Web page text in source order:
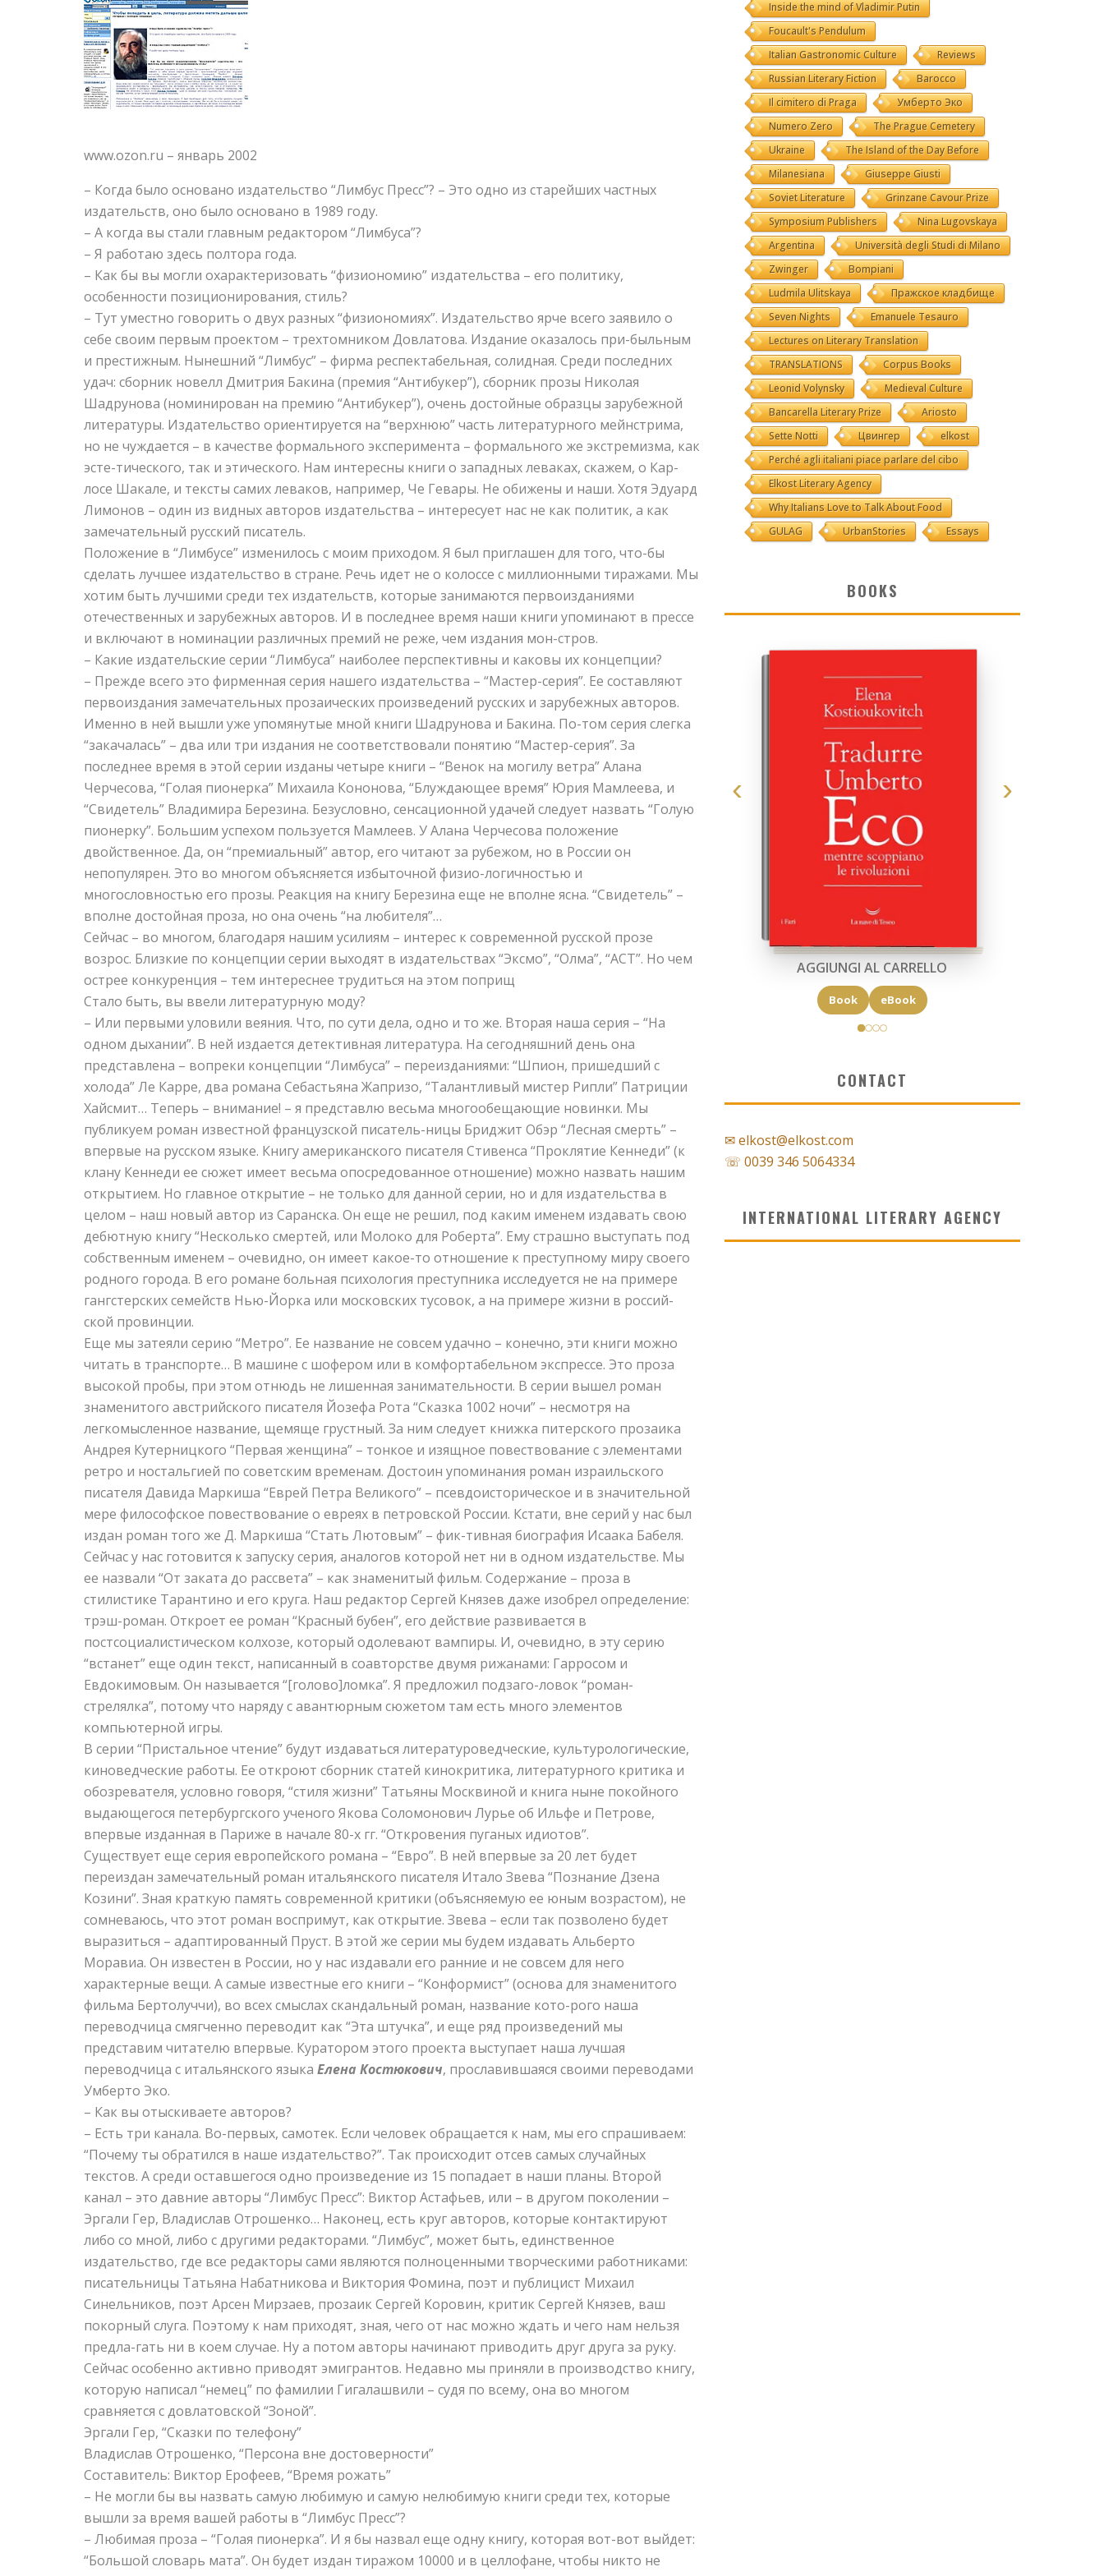
www.ozon.ru – январь 2002
– Когда было основано издательство “Лимбус Пресс”? – Это одно из старейших частных
издательств, оно было основано в 1989 году.
– А когда вы стали главным редактором “Лимбуса”?
– Я работаю здесь полтора года.
– Как бы вы могли охарактеризовать “физиономию” издательства – его политику,
особенности позиционирования, стиль?
– Тут уместно говорить о двух разных “физиономиях”. Издательство ярче всего заявило о
себе своим первым проектом – трехтомником Довлатова. Издание оказалось при-быльным
и престижным. Нынешний “Лимбус” – фирма респектабельная, солидная. Среди последних
удач: сборник новелл Дмитрия Бакина (премия “Антибукер”), сборник прозы Николая
Шадрунова (номинирован на премию “Антибукер”), очень достойные образцы зарубежной
литературы. Издательство ориентируется на “верхнюю” часть литературного мейнстрима,
но не чуждается – в качестве формального эксперимента – формального же экстремизма, как
эсте-тического, так и этического. Нам интересны книги о западных леваках, скажем, о Кар-
лосе Шакале, и тексты самих леваков, например, Че Гевары. Не обижены и наши. Хотя Эдуард
Лимонов – один из видных авторов издательства – интересует нас не как политик, а как
замечательный русский писатель.
Положение в “Лимбусе” изменилось с моим приходом. Я был приглашен для того, что-бы
сделать лучшее издательство в стране. Речь идет не о колоссе с миллионными тиражами. Мы
хотим быть лучшими среди тех издательств, которые занимаются первоизданиями
отечественных и зарубежных авторов. И в последнее время наши книги упоминают в прессе
и включают в номинации различных премий не реже, чем издания мон-стров.
– Какие издательские серии “Лимбуса” наиболее перспективны и каковы их концепции?
– Прежде всего это фирменная серия нашего издательства – “Мастер-серия”. Ее составляют
первоиздания замечательных прозаических произведений русских и зарубежных авторов.
Именно в ней вышли уже упомянутые мной книги Шадрунова и Бакина. По-том серия слегка
“закачалась” – два или три издания не соответствовали понятию “Мастер-серия”. За
последнее время в этой серии изданы четыре книги – “Венок на могилу ветра” Алана
Черчесова, “Голая пионерка” Михаила Кононова, “Блуждающее время” Юрия Мамлеева, и
“Свидетель” Владимира Березина. Безусловно, сенсационной удачей следует назвать “Голую
пионерку”. Большим успехом пользуется Мамлеев. У Алана Черчесова положение
двойственное. Да, он “премиальный” автор, его читают за рубежом, но в России он
непопулярен. Это во многом объясняется избыточной физио-логичностью и
многословностью его прозы. Реакция на книгу Березина еще не вполне ясна. “Свидетель” –
вполне достойная проза, но она очень “на любителя”…
Сейчас – во многом, благодаря нашим усилиям – интерес к современной русской прозе
возрос. Близкие по концепции серии выходят в издательствах “Эксмо”, “Олма”, “АСТ”. Но чем
острее конкуренция – тем интереснее трудиться на этом поприщ
Стало быть, вы ввели литературную моду?
– Или первыми уловили веяния. Что, по сути дела, одно и то же. Вторая наша серия – “На
одном дыхании”. В ней издается детективная литература. На сегодняшний день она
представлена – вопреки концепции “Лимбуса” – переизданиями: “Шпион, пришедший с
холода” Ле Карре, два романа Себастьяна Жапризо, “Талантливый мистер Рипли” Патриции
Хайсмит… Теперь – внимание! – я представлю весьма многообещающие новинки. Мы
публикуем роман известной французской писатель-ницы Бриджит Обэр “Лесная смерть” –
впервые на русском языке. Книгу американского писателя Стивенса “Проклятие Кеннеди” (к
клану Кеннеди ее сюжет имеет весьма опосредованное отношение) можно назвать нашим
открытием. Но главное открытие – не только для данной серии, но и для издательства в
целом – наш новый автор из Саранска. Он еще не решил, под каким именем издавать свою
дебютную книгу “Несколько смертей, или Молоко для Роберта”. Ему страшно выступать под
собственным именем – очевидно, он имеет какое-то отношение к преступному миру своего
родного города. В его романе больная психология преступника исследуется не на примере
гангстерских семейств Нью-Йорка или московских тусовок, а на примере жизни в россий-
ской провинции.
Еще мы затеяли серию “Метро”. Ее название не совсем удачно – конечно, эти книги можно
читать в транспорте… В машине с шофером или в комфортабельном экспрессе. Это проза
высокой пробы, при этом отнюдь не лишенная занимательности. В серии вышел роман
знаменитого австрийского писателя Йозефа Рота “Сказка 1002 ночи” – несмотря на
легкомысленное название, щемяще грустный. За ним следует книжка питерского прозаика
Андрея Кутерницкого “Первая женщина” – тонкое и изящное повествование с элементами
ретро и ностальгией по советским временам. Достоин упоминания роман израильского
писателя Давида Маркиша “Еврей Петра Великого” – псевдоисторическое и в значительной
мере философское повествование о евреях в петровской России. Кстати, вне серий у нас был
издан роман того же Д. Маркиша “Стать Лютовым” – фик-тивная биография Исаака Бабеля.
Сейчас у нас готовится к запуску серия, аналогов которой нет ни в одном издательстве. Мы
ее назвали “От заката до рассвета” – как знаменитый фильм. Содержание – проза в
стилистике Тарантино и его круга. Наш редактор Сергей Князев даже изобрел определение:
трэш-роман. Откроет ее роман “Красный бубен”, его действие развивается в
постсоциалистическом колхозе, который одолевают вампиры. И, очевидно, в эту серию
“встанет” еще один текст, написанный в соавторстве двумя рижанами: Гарросом и
Евдокимовым. Он называется “[голово]ломка”. Я предложил подзаго-ловок “роман-
стрелялка”, потому что наряду с авантюрным сюжетом там есть много элементов
компьютерной игры.
В серии “Пристальное чтение” будут издаваться литературоведческие, культурологические,
киноведческие работы. Ее откроют сборник статей кинокритика, литературного критика и
обозревателя, условно говоря, “стиля жизни” Татьяны Москвиной и книга ныне покойного
выдающегося петербургского ученого Якова Соломонович Лурье об Ильфе и Петрове,
впервые изданная в Париже в начале 80-х гг. “Откровения пуганых идиотов”.
Существует еще серия европейского романа – “Евро”. В ней впервые за 20 лет будет
переиздан замечательный роман итальянского писателя Итало Звева “Познание Дзена
Козини”. Зная краткую память современной критики (объясняемую ее юным возрастом), не
сомневаюсь, что этот роман воспримут, как открытие. Звева – если так позволено будет
выразиться – адаптированный Пруст. В этой же серии мы будем издавать Альберто
Моравиа. Он известен в России, но у нас издавали его ранние и не совсем для него
характерные вещи. А самые известные его книги – “Конформист” (основа для знаменитого
фильма Бертолуччи), во всех смыслах скандальный роман, название кото-рого наша
переводчица смягченно переводит как “Эта штучка”, и еще ряд произведений мы
представим читателю впервые. Куратором этого проекта выступает наша лучшая
переводчица с итальянского языка Елена Костюкович, прославившаяся своими переводами
Умберто Эко.
– Как вы отыскиваете авторов?
– Есть три канала. Во-первых, самотек. Если человек обращается к нам, мы его спрашиваем:
“Почему ты обратился в наше издательство?”. Так происходит отсев самых случайных
текстов. А среди оставшегося одно произведение из 15 попадает в наши планы. Второй
канал – это давние авторы “Лимбус Пресс”: Виктор Астафьев, или – в другом поколении –
Эргали Гер, Владислав Отрошенко… Наконец, есть круг авторов, которые контактируют
либо со мной, либо с другими редакторами. “Лимбус”, может быть, единственное
издательство, где все редакторы сами являются полноценными творческими работниками:
писательницы Татьяна Набатникова и Виктория Фомина, поэт и публицист Михаил
Синельников, поэт Арсен Мирзаев, прозаик Сергей Коровин, критик Сергей Князев, ваш
покорный слуга. Поэтому к нам приходят, зная, чего от нас можно ждать и чего нам нельзя
предла-гать ни в коем случае. Ну а потом авторы начинают приводить друг друга за руку.
Сейчас особенно активно приводят эмигрантов. Недавно мы приняли в производство книгу,
которую написал “немец” по фамилии Гигалашвили – судя по всему, она во многом
сравняется с довлатовской “Зоной”.
Эргали Гер, “Сказки по телефону”
Владислав Отрошенко, “Персона вне достоверности”
Составитель: Виктор Ерофеев, “Время рожать”
– Не могли бы вы назвать самую любимую и самую нелюбимую книги среди тех, которые
вышли за время вашей работы в “Лимбус Пресс”?
– Любимая проза – “Голая пионерка”. И я бы назвал еще одну книгу, которая вот-вот выйдет:
“Большой словарь мата”. Он будет издан тиражом 10000 и в целлофане, чтобы никто не
Inside the mind of Vladimir Putin
Foucault's Pendulum
Italian Gastronomic Culture
Reviews
Russian Literary Fiction
Barocco
Il cimitero di Praga
Умберто Эко
Numero Zero
The Prague Cemetery
Ukraine
The Island of the Day Before
Milanesiana
Giuseppe Giusti
Soviet Literature
Grinzane Cavour Prize
Symposium Publishers
Nina Lugovskaya
Argentina
Università degli Studi di Milano
Zwinger
Bompiani
Ludmila Ulitskaya
Пражское кладбище
Seven Nights
Emanuele Tesauro
Lectures on Literary Translation
TRANSLATIONS
Corpus Books
Leonid Volynsky
Medieval Culture
Bancarella Literary Prize
Ariosto
Sette Notti
Цвингер
elkost
Perché agli italiani piace parlare del cibo
Elkost Literary Agency
Why Italians Love to Talk About Food
GULAG
UrbanStories Essays
BOOKS
CONTACT
✉ elkost@elkost.com
☏ 0039 346 5064334
INTERNATIONAL LITERARY AGENCY